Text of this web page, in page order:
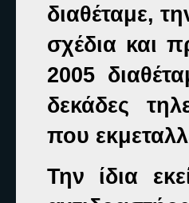
διαθέταμε,
σχέδια και
2005
δεκάδες
που
Την ίδια